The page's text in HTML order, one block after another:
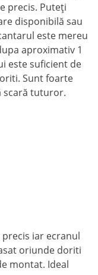
precis. Puteți
disponibilă sau
este mereu
aproximativ 1
este suficient de
Sunt foarte
scară tuturor.
iar ecranul
oriunde doriti
montat. Ideal